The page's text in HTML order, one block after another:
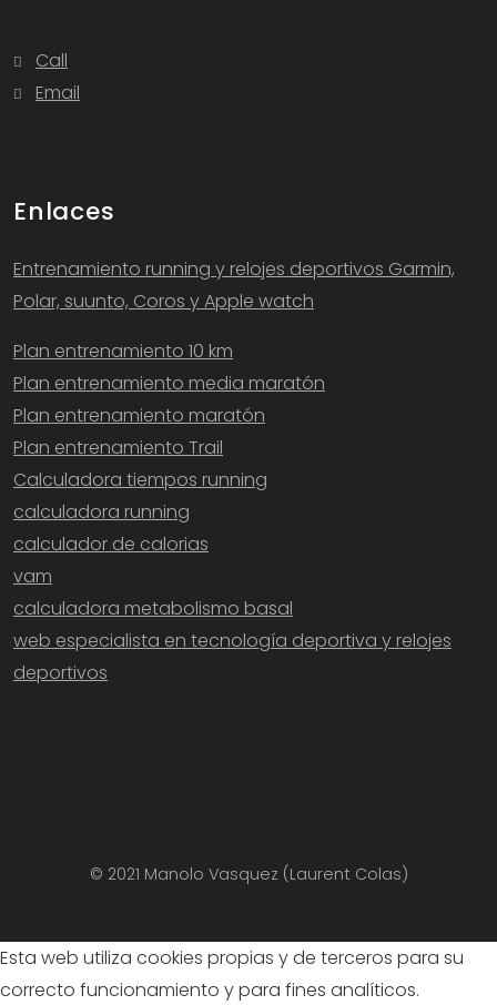
Call
Email
Enlaces
Entrenamiento running y relojes deportivos Garmin,
Polar, suunto, Coros y Apple watch
Plan entrenamiento 10 km
Plan entrenamiento media maratón
Plan entrenamiento maratón
Plan entrenamiento Trail
Calculadora tiempos running
calculadora running
calculador de calorias
vam
calculadora metabolismo basal
web especialista en tecnología deportiva y relojes
deportivos
© 2021 Manolo Vasquez (Laurent Colas)
Esta web utiliza cookies propias y de terceros para su
correcto funcionamiento y para fines analíticos.